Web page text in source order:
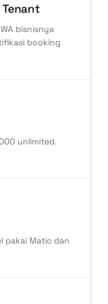
bisnisnya
booking
unlimited.
pakai Matic dan